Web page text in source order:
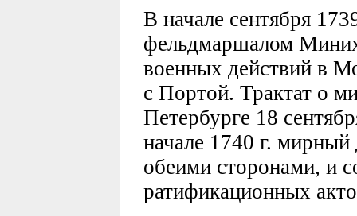
В начале сентября
фельдмаршалом
военных действий в
с Портой. Трактат о
Петербурге 18
начале 1740 г.
обеими сторонами, и
ратификационных